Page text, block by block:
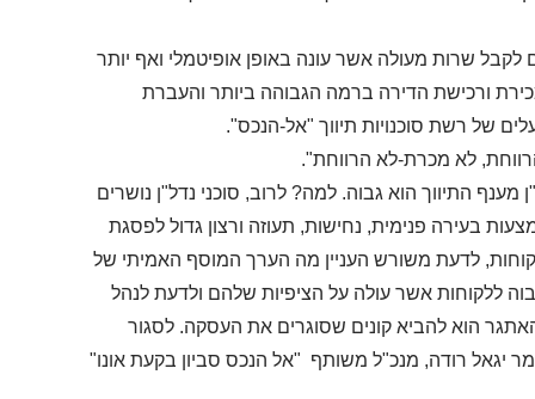
לקבל שרות מעולה אשר עונה באופן אופיטמלי ואף יותר
ורכישת הדירה ברמה הגבוהה ביותר והעברת
של רשת סוכנויות תיווך "אל-הנכס".
לא מכרת-לא הרווחת".
מענף התיווך הוא גבוה. למה? לרוב, סוכני נדל"ן נושרים
בעירה פנימית, נחישות, תעוזה ורצון גדול לפסגת
לדעת משורש העניין מה הערך המוסף האמיתי של
ללקוחות אשר עולה על הציפיות שלהם ולדעת לנהל
הוא להביא קונים שסוגרים את העסקה. לסגור
יגאל רודה, מנכ"ל משותף "אל הנכס סביון בקעת אונו"